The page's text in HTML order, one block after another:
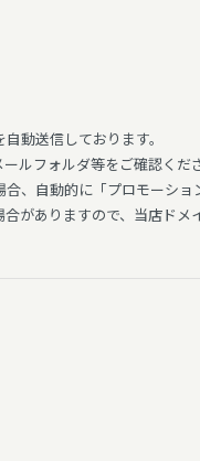
動送信しております。
ルフォルダ等をご確認くだ
、自動的に「プロモーショ
がありますので、当店ド